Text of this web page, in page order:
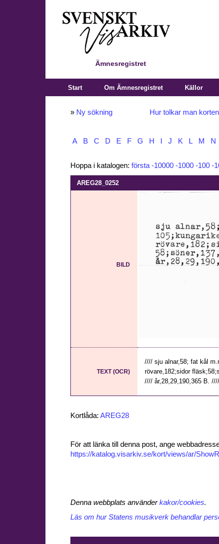
Ämnesregistret
Start Om Ämnesregistret Källor
» Ny sökning Hur tolkar man
A B C D E F G H J K L M N
Hoppa i katalogen: första -10000 -1000 -100 -
AREG28_0252
BILD
TEXT (OCR)
//// sju alnar,58; fat kål
rövare,182;sidor
//// år,28,29,190,365 B.
Kortlåda: AREG28
För att länka till denna post, ange
https://katalog.visarkiv.se/kort/views/ar/
Denna webbplats använderkakor/cookies.
Läs om hur Statens musikverk behandlar